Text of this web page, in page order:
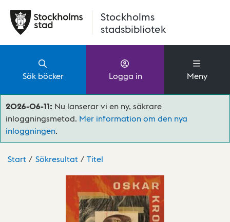
Stockholms
stadsbibliotek
Sök böcker Logga in Meny
2026-06-11: Nu lanserar vi en ny, säkrare
inloggningsmetod. Mer information om den nya
inloggningen.
Start Sökresultat Titel